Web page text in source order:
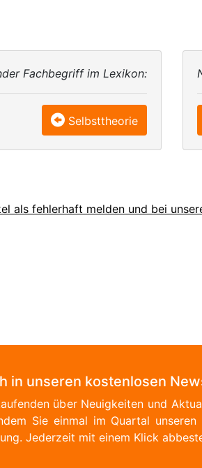
Fachbegriff im Lexikon:
Selbsttheorie
als fehlerhaft melden und bei
in unseren kostenlosen
über Neuigkeiten und
Sie einmal im Quartal
Jederzeit mit einem Klick